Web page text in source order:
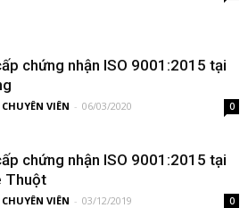
chứng nhận ISO 9001:2015 tại
VIÊN - 06/03/2020 0
chứng nhận ISO 9001:2015 tại
Thuột
VIÊN - 03/12/2019 0